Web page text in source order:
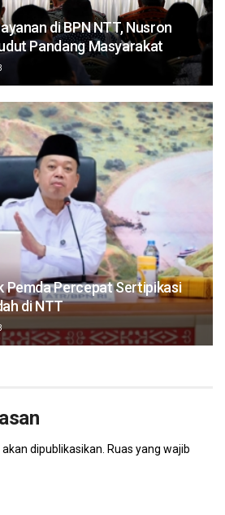
di BPN NTT, Nusron
Pandang Masyarakat
Pemda Percepat Sertipikasi
di NTT
dipublikasikan. Ruas yang wajib